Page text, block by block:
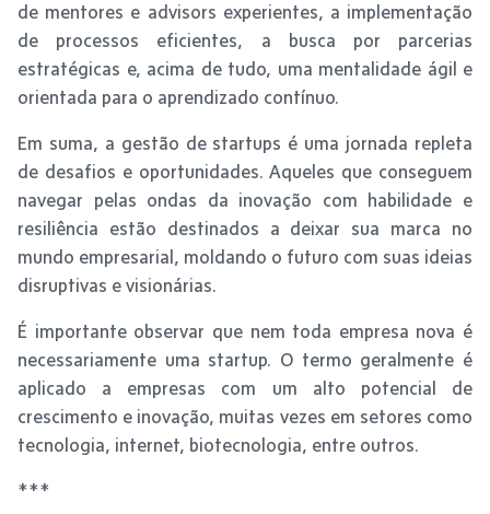
de mentores e advisors experientes, a implementação
de processos eficientes, a busca por parcerias
estratégicas e, acima de tudo, uma mentalidade ágil e
orientada para o aprendizado contínuo.
Em suma, a gestão de startups é uma jornada repleta
de desafios e oportunidades. Aqueles que conseguem
navegar pelas ondas da inovação com habilidade e
resiliência estão destinados a deixar sua marca no
mundo empresarial, moldando o futuro com suas ideias
disruptivas e visionárias.
É importante observar que nem toda empresa nova é
necessariamente uma startup. O termo geralmente é
aplicado a empresas com um alto potencial de
crescimento e inovação, muitas vezes em setores como
tecnologia, internet, biotecnologia, entre outros.
***